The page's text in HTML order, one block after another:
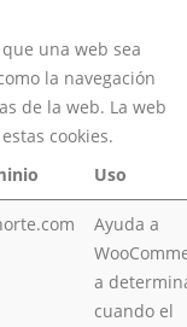
una web sea
la navegación
de la web. La web
cookies.
Uso
Ayuda a
a
cuando el